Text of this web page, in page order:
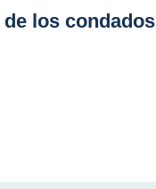
los condados